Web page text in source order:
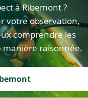
à Ribemont ?
votre observation,
comprendre les
manière raisonnée.